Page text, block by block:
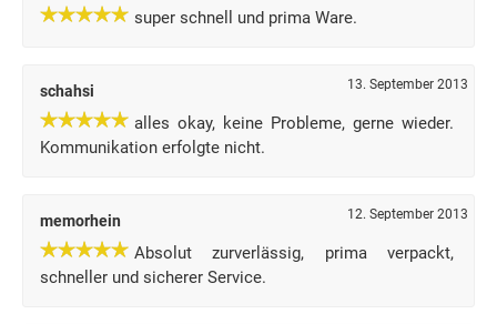
super schnell und prima Ware.
schahsi 13. September 2013
alles okay, keine Probleme, gerne wieder.
Kommunikation erfolgte nicht.
memorhein 12. September 2013
Absolut zurverlässig, prima verpackt,
schneller und sicherer Service.